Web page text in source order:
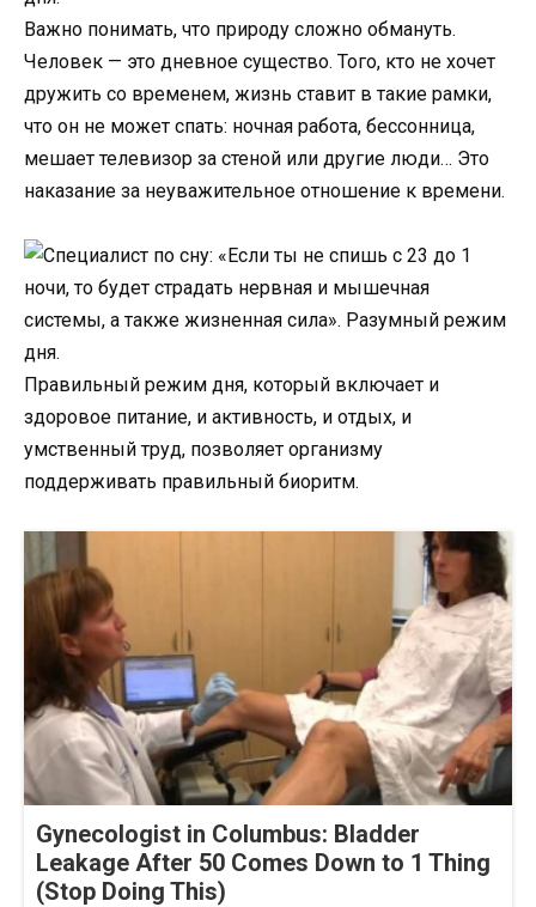
Важно понимать, что природу сложно обмануть.
Человек — это дневное существо. Того, кто не хочет
дружить со временем, жизнь ставит в такие рамки,
что он не может спать: ночная работа, бессонница,
мешает телевизор за стеной или другие люди… Это
наказание за неуважительное отношение к времени.
Правильный режим дня, который включает и
здоровое питание, и активность, и отдых, и
умственный труд, позволяет организму
поддерживать правильный биоритм.
Gynecologist in Columbus: Bladder
Leakage After 50 Comes Down to 1 Thing
(Stop Doing This)